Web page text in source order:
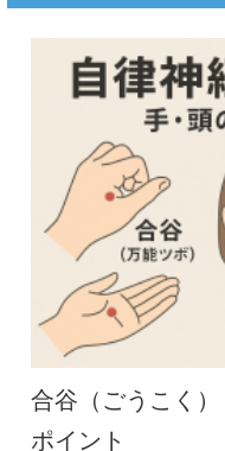
合谷（ごうこく
ポイント